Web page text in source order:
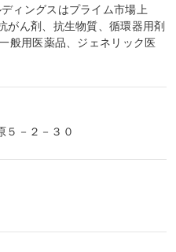
ィングスはプライム市場上
がん剤、抗生物質、循環器用剤
般用医薬品、ジェネリック医
５－２－３０